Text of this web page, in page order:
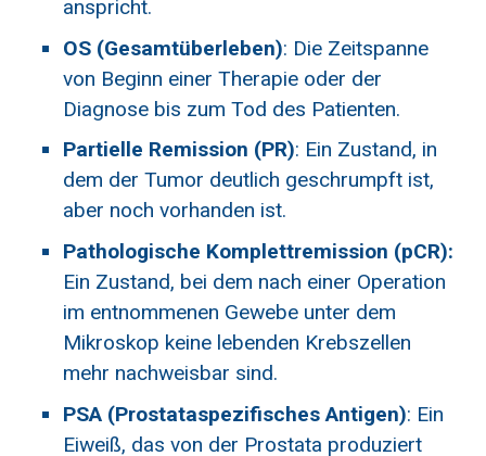
anspricht.
OS (Gesamtüberleben): Die Zeitspanne
von Beginn einer Therapie oder der
Diagnose bis zum Tod des Patienten.
Partielle Remission (PR): Ein Zustand, in
dem der Tumor deutlich geschrumpft ist,
aber noch vorhanden ist.
Pathologische Komplettremission (pCR):
Ein Zustand, bei dem nach einer Operation
im entnommenen Gewebe unter dem
Mikroskop keine lebenden Krebszellen
mehr nachweisbar sind.
PSA (Prostataspezifisches Antigen): Ein
Eiweiß, das von der Prostata produziert